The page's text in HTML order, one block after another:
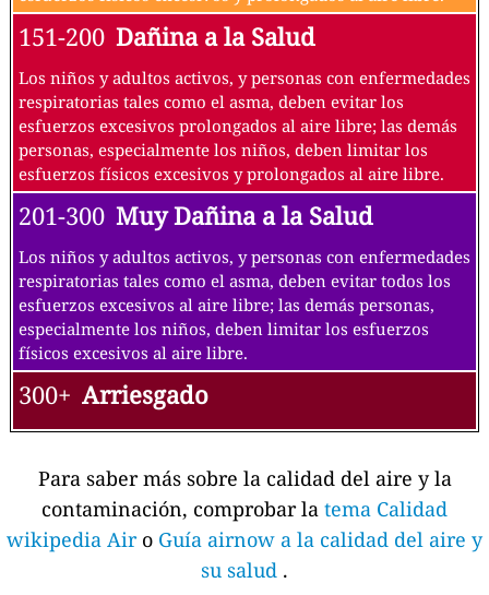
151-200 Dañina a la Salud
Los niños y adultos activos, y personas con enfermedades
respiratorias tales como el asma, deben evitar los
esfuerzos excesivos prolongados al aire libre; las demás
personas, especialmente los niños, deben limitar los
esfuerzos físicos excesivos y prolongados al aire libre.
201-300 Muy Dañina a la Salud
Los niños y adultos activos, y personas con enfermedades
respiratorias tales como el asma, deben evitar todos los
esfuerzos excesivos al aire libre; las demás personas,
especialmente los niños, deben limitar los esfuerzos
físicos excesivos al aire libre.
300+ Arriesgado
Para saber más sobre la calidad del aire y la
contaminación, comprobar la tema Calidad
wikipedia Air o Guía airnow a la calidad del aire y
su salud .